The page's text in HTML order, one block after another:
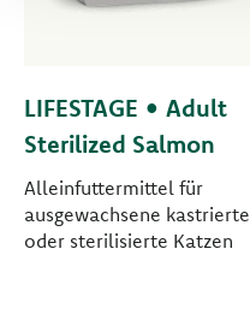
LIFESTAGE • Adult
Sterilized Salmon
Alleinfuttermittel für
ausgewachsene kastrierte
oder sterilisierte Katzen